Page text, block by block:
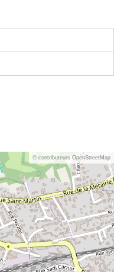
© contributeurs OpenStreetMap